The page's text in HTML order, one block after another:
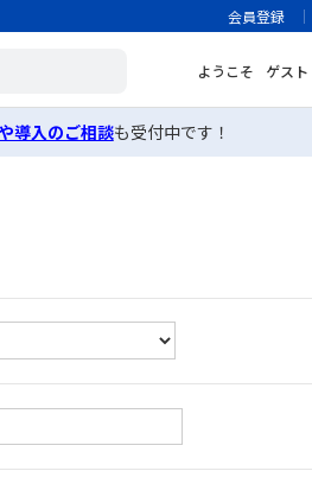
会員登録
ようこそ ゲスト
導入のご相談も受付中です！